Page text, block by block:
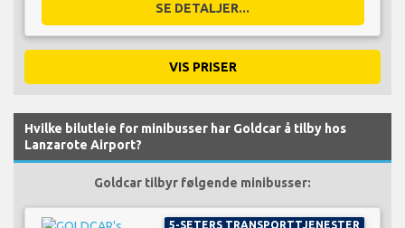
SE DETALJER...
VIS PRISER
Hvilke bilutleie for minibusser har Goldcar å tilby hos
Lanzarote Airport?
Goldcar tilbyr følgende minibusser:
5-SETERS TRANSPORTTJENESTER